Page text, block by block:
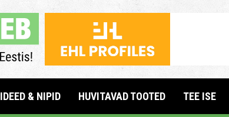
IDEED & NIPID HUVITAVAD TOOTED TEE ISE